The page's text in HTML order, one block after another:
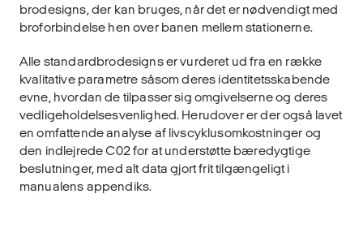
brodesigns, der kan bruges, når det er nødvendigt med
broforbindelse hen over banen mellem stationerne.
Alle standardbrodesigns er vurderet ud fra en række
kvalitative parametre såsom deres identitetsskabende
evne, hvordan de tilpasser sig omgivelserne og deres
vedligeholdelsesvenlighed. Herudover er der også lavet
en omfattende analyse af livscyklusomkostninger og
den indlejrede C02 for at understøtte bæredygtige
beslutninger, med alt data gjort frit tilgængeligt i
manualens appendiks.